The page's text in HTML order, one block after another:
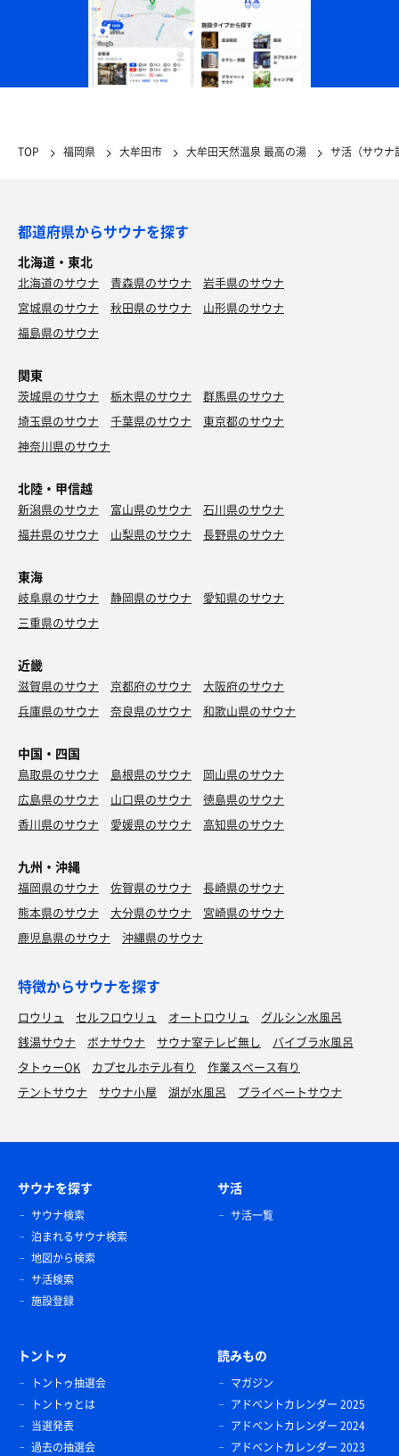
TOP 福岡県 大牟田市 大牟田天然温泉 最高の湯 サ活（サウナ
都道府県からサウナを探す
北海道・東北
北海道のサウナ 青森県のサウナ
岩手県のサウナ
宮城県のサウナ
秋田県のサウナ
山形県のサウナ
福島県のサウナ
関東
茨城県のサウナ 栃木県のサウナ
群馬県のサウナ
埼玉県のサウナ
千葉県のサウナ
東京都のサウナ
神奈川県のサウナ
北陸・甲信越
新潟県のサウナ 富山県のサウナ
石川県のサウナ
福井県のサウナ
山梨県のサウナ 長野県のサウナ
東海
岐阜県のサウナ 静岡県のサウナ
愛知県のサウナ
三重県のサウナ
近畿
滋賀県のサウナ 京都府のサウナ
大阪府のサウナ
兵庫県のサウナ
奈良県のサウナ 和歌山県のサウナ
中国・四国
鳥取県のサウナ 島根県のサウナ
岡山県のサウナ
広島県のサウナ
山口県のサウナ
徳島県のサウナ
香川県のサウナ
愛媛県のサウナ 高知県のサウナ
九州・沖縄
福岡県のサウナ 佐賀県のサウナ
長崎県のサウナ
熊本県のサウナ
大分県のサウナ
宮崎県のサウナ
鹿児島県のサウナ
沖縄県のサウナ
特徴からサウナを探す
ロウリュ セルフロウリュ オートロウリュ
グルシン水風呂
銭湯サウナ
ボナサウナ サウナ室テレビ無し
バイブラ水風呂
タトゥーOK
カプセルホテル有り
作業スペース有り
テントサウナ
サウナ小屋 湖が水風呂 プライベートサウナ
サウナを探す
サウナ検索
泊まれるサウナ検索
地図から検索
サ活検索
施設登録
サ活
サ活一覧
トントゥ
トントゥ抽選会
トントゥとは
当選発表
過去の抽選会
読みもの
マガジン
アドベントカレンダー 2025
アドベントカレンダー 2024
アドベントカレンダー 2023